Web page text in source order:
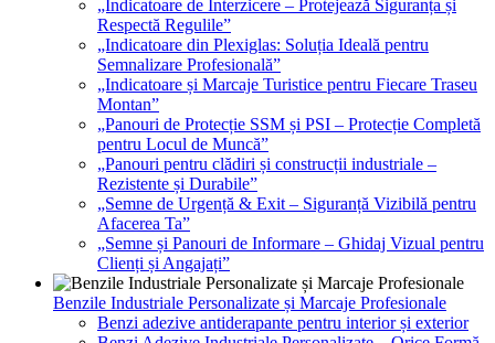
„Indicatoare de Interzicere – Protejează Siguranța și
Respectă Regulile”
„Indicatoare din Plexiglas: Soluția Ideală pentru
Semnalizare Profesională”
„Indicatoare și Marcaje Turistice pentru Fiecare Traseu
Montan”
„Panouri de Protecție SSM și PSI – Protecție Completă
pentru Locul de Muncă”
„Panouri pentru clădiri și construcții industriale –
Rezistente și Durabile”
„Semne de Urgență & Exit – Siguranță Vizibilă pentru
Afacerea Ta”
„Semne și Panouri de Informare – Ghidaj Vizual pentru
Clienți și Angajați”
Benzile Industriale Personalizate și Marcaje Profesionale
Benzi adezive antiderapante pentru interior și exterior